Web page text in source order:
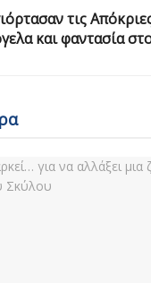
τις
και φαντασία